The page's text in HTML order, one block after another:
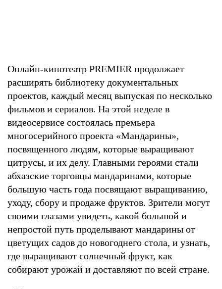
Онлайн-кинотеатр PREMIER продолжает
расширять библиотеку документальных
проектов, каждый месяц выпуская по несколько
фильмов и сериалов. На этой неделе в
видеосервисе состоялась премьера
многосерийного проекта «Мандарины»,
посвященного людям, которые выращивают
цитрусы, и их делу. Главными героями стали
абхазские торговцы мандаринами, которые
большую часть года посвящают выращиванию,
уходу, сбору и продаже фруктов. Зрители могут
своими глазами увидеть, какой большой и
непростой путь проделывают мандарины от
цветущих садов до новогоднего стола, и узнать,
где выращивают солнечный фрукт, как
собирают урожай и доставляют по всей стране.